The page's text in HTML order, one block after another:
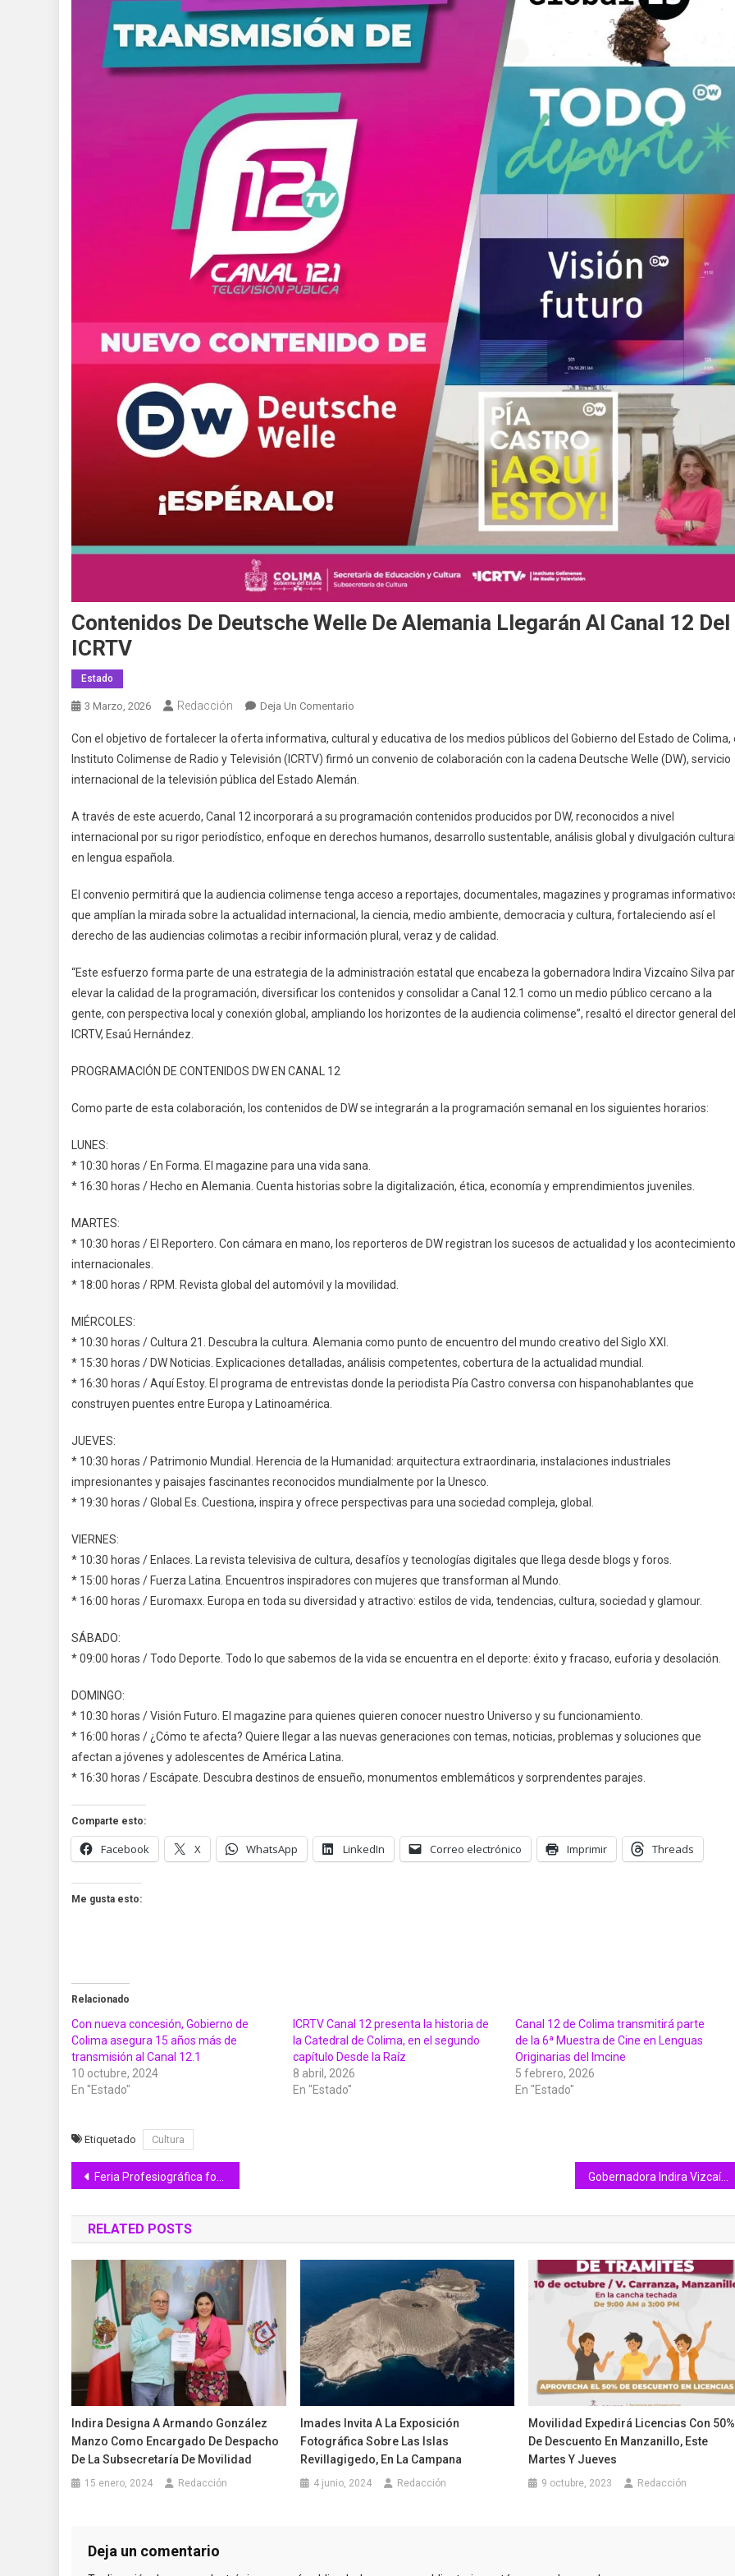
Contenidos De Deutsche Welle De Alemania Llegarán Al Canal 12 Del
ICRTV
Estado
3 Marzo, 2026 Redacción Deja Un Comentario
De
Deutsche
Welle
Alemania
Llegarán
12
Del
ICRTV
Con el objetivo de fortalecer la oferta informativa, cultural y educativa de los medios públicos del Gobierno del Estado de Colima,
Instituto Colimense de Radio y Televisión (ICRTV) firmó un convenio de colaboración con la cadena Deutsche Welle (DW), servicio
internacional de la televisión pública del Estado Alemán.
A través de este acuerdo, Canal 12 incorporará a su programación contenidos producidos por DW, reconocidos a nivel
internacional por su rigor periodístico, enfoque en derechos humanos, desarrollo sustentable, análisis global y divulgación
en lengua española.
El convenio permitirá que la audiencia colimense tenga acceso a reportajes, documentales, magazines y programas
que amplían la mirada sobre la actualidad internacional, la ciencia, medio ambiente, democracia y cultura, fortaleciendo así el
derecho de las audiencias colimotas a recibir información plural, veraz y de calidad.
“Este esfuerzo forma parte de una estrategia de la administración estatal que encabeza la gobernadora Indira Vizcaíno Silva
elevar la calidad de la programación, diversificar los contenidos y consolidar a Canal 12.1 como un medio público cercano a la
gente, con perspectiva local y conexión global, ampliando los horizontes de la audiencia colimense”, resaltó el director general del
ICRTV, Esaú Hernández.
PROGRAMACIÓN DE CONTENIDOS DW EN CANAL 12
Como parte de esta colaboración, los contenidos de DW se integrarán a la programación semanal en los siguientes horarios:
LUNES:
* 10:30 horas / En Forma. El magazine para una vida sana.
* 16:30 horas / Hecho en Alemania. Cuenta historias sobre la digitalización, ética, economía y emprendimientos juveniles.
MARTES:
* 10:30 horas / El Reportero. Con cámara en mano, los reporteros de DW registran los sucesos de actualidad y los
internacionales.
* 18:00 horas / RPM. Revista global del automóvil y la movilidad.
MIÉRCOLES:
* 10:30 horas / Cultura 21. Descubra la cultura. Alemania como punto de encuentro del mundo creativo del Siglo XXI.
* 15:30 horas / DW Noticias. Explicaciones detalladas, análisis competentes, cobertura de la actualidad mundial.
* 16:30 horas / Aquí Estoy. El programa de entrevistas donde la periodista Pía Castro conversa con hispanohablantes que
construyen puentes entre Europa y Latinoamérica.
JUEVES:
* 10:30 horas / Patrimonio Mundial. Herencia de la Humanidad: arquitectura extraordinaria, instalaciones industriales
impresionantes y paisajes fascinantes reconocidos mundialmente por la Unesco.
* 19:30 horas / Global Es. Cuestiona, inspira y ofrece perspectivas para una sociedad compleja, global.
VIERNES:
* 10:30 horas / Enlaces. La revista televisiva de cultura, desafíos y tecnologías digitales que llega desde blogs y foros.
* 15:00 horas / Fuerza Latina. Encuentros inspiradores con mujeres que transforman al Mundo.
* 16:00 horas / Euromaxx. Europa en toda su diversidad y atractivo: estilos de vida, tendencias, cultura, sociedad y glamour.
SÁBADO:
* 09:00 horas / Todo Deporte. Todo lo que sabemos de la vida se encuentra en el deporte: éxito y fracaso, euforia y desolación.
DOMINGO:
* 10:30 horas / Visión Futuro. El magazine para quienes quieren conocer nuestro Universo y su funcionamiento.
* 16:00 horas / ¿Cómo te afecta? Quiere llegar a las nuevas generaciones con temas, noticias, problemas y soluciones que
afectan a jóvenes y adolescentes de América Latina.
* 16:30 horas / Escápate. Descubra destinos de ensueño, monumentos emblemáticos y sorprendentes parajes.
Comparte esto:
Facebook X WhatsApp LinkedIn Correo electrónico Imprimir Threads
Me gusta esto:
Relacionado
Con nueva concesión, Gobierno de
Colima asegura 15 años más de
transmisión al Canal 12.1
10 octubre, 2024
En "Estado"
ICRTV Canal 12 presenta la historia de
la Catedral de Colima, en el segundo
capítulo Desde la Raíz
8 abril, 2026
En "Estado"
Canal 12 de Colima transmitirá parte
de la 6ª Muestra de Cine en Lenguas
Originarias del Imcine
5 febrero, 2026
En "Estado"
Etiquetado Cultura
Navegación
de
entradas
Feria Profesiográfica fortalece orientación vocacional de estudiantes en Tecomán; el jueves será en Manzanillo Gobernadora Indira Vizcaíno expone a CMIC avances y retos en finanzas, salud, educación, infraestructura, seguridad y turismo
RELATED POSTS
Indira Designa A Armando González
Manzo Como Encargado De Despacho
De La Subsecretaría De Movilidad
15 enero, 2024 Redacción
Imades Invita A La Exposición
Fotográfica Sobre Las Islas
Revillagigedo, En La Campana
4 junio, 2024 Redacción
Movilidad Expedirá Licencias Con 50%
De Descuento En Manzanillo, Este
Martes Y Jueves
9 octubre, 2023 Redacción
Deja un comentario